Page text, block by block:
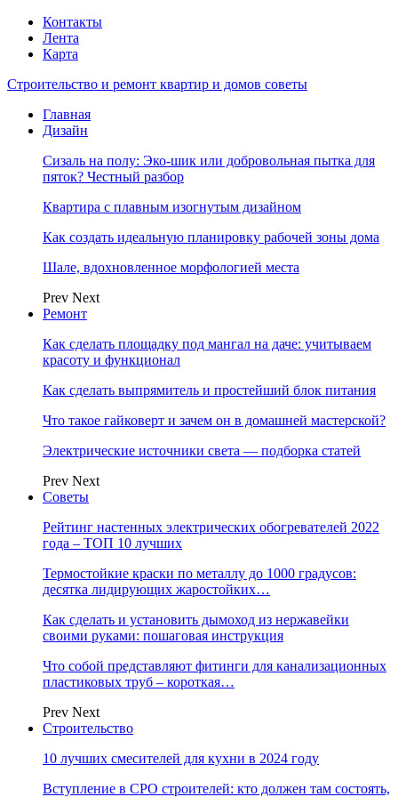
Контакты
Лента
Карта
Строительство и ремонт квартир и домов советы
Главная
Дизайн
Сизаль на полу: Эко-шик или добровольная пытка для
пяток? Честный разбор
Квартира с плавным изогнутым дизайном
Как создать идеальную планировку рабочей зоны дома
Шале, вдохновленное морфологией места
Prev Next
Ремонт
Как сделать площадку под мангал на даче: учитываем
красоту и функционал
Как сделать выпрямитель и простейший блок питания
Что такое гайковерт и зачем он в домашней мастерской?
Электрические источники света — подборка статей
Prev Next
Советы
Рейтинг настенных электрических обогревателей 2022
года – ТОП 10 лучших
Термостойкие краски по металлу до 1000 градусов:
десятка лидирующих жаростойких…
Как сделать и установить дымоход из нержавейки
своими руками: пошаговая инструкция
Что собой представляют фитинги для канализационных
пластиковых труб – короткая…
Prev Next
Строительство
10 лучших смесителей для кухни в 2024 году
Вступление в СРО строителей: кто должен там состоять,